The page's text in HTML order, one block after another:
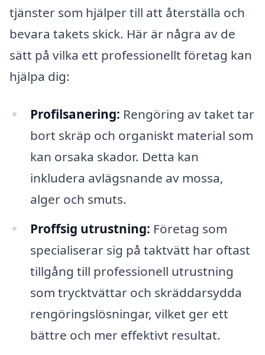
tjänster som hjälper till att återställa och
bevara takets skick. Här är några av de
sätt på vilka ett professionellt företag kan
hjälpa dig:
Profilsanering: Rengöring av taket tar
bort skräp och organiskt material som
kan orsaka skador. Detta kan
inkludera avlägsnande av mossa,
alger och smuts.
Proffsig utrustning: Företag som
specialiserar sig på taktvätt har oftast
tillgång till professionell utrustning
som trycktvättar och skräddarsydda
rengöringslösningar, vilket ger ett
bättre och mer effektivt resultat.